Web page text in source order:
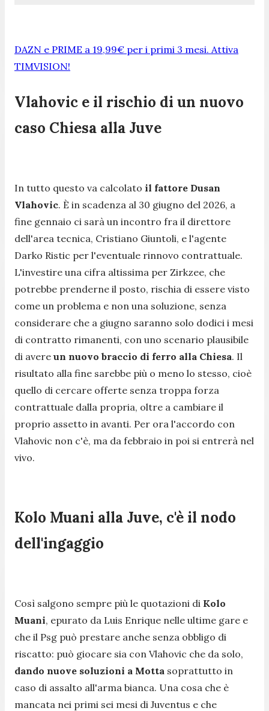
DAZN e PRIME a 19,99€ per i primi 3 mesi. Attiva
TIMVISION!
Vlahovic e il rischio di un nuovo
caso Chiesa alla Juve
In tutto questo va calcolato il fattore Dusan
Vlahovic. È in scadenza al 30 giugno del 2026, a
fine gennaio ci sarà un incontro fra il direttore
dell'area tecnica, Cristiano Giuntoli, e l'agente
Darko Ristic per l'eventuale rinnovo contrattuale.
L'investire una cifra altissima per Zirkzee, che
potrebbe prenderne il posto, rischia di essere visto
come un problema e non una soluzione, senza
considerare che a giugno saranno solo dodici i mesi
di contratto rimanenti, con uno scenario plausibile
di avere un nuovo braccio di ferro alla Chiesa. Il
risultato alla fine sarebbe più o meno lo stesso, cioè
quello di cercare offerte senza troppa forza
contrattuale dalla propria, oltre a cambiare il
proprio assetto in avanti. Per ora l'accordo con
Vlahovic non c'è, ma da febbraio in poi si entrerà nel
vivo.
Kolo Muani alla Juve, c'è il nodo
dell'ingaggio
Così salgono sempre più le quotazioni di Kolo
Muani, epurato da Luis Enrique nelle ultime gare e
che il Psg può prestare anche senza obbligo di
riscatto: può giocare sia con Vlahovic che da solo,
dando nuove soluzioni a Motta soprattutto in
caso di assalto all'arma bianca. Una cosa che è
mancata nei primi sei mesi di Juventus e che